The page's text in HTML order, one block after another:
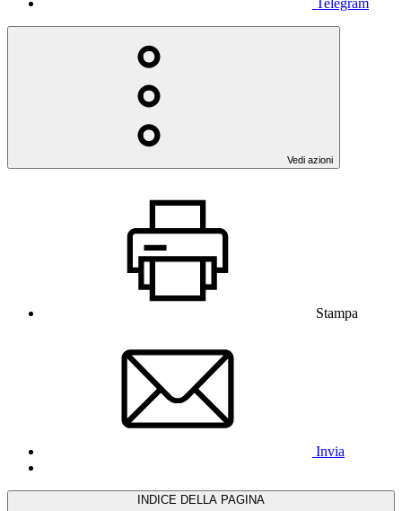
Vedi azioni
Stampa
Invia
INDICE DELLA PAGINA